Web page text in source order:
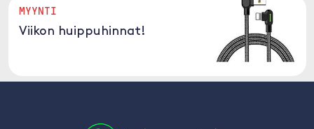
MYYNTI
Viikon huippuhinnat!